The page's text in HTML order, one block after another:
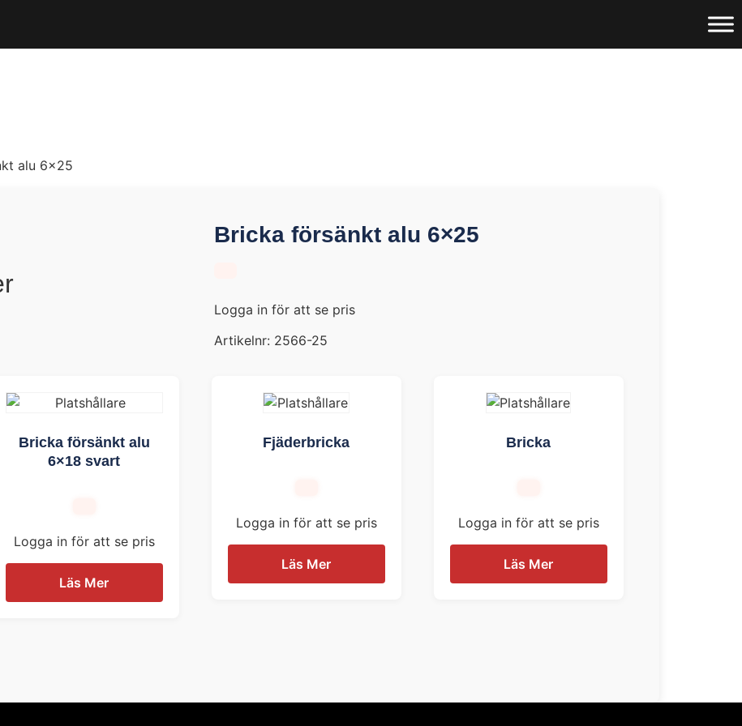
alu 6×25
Bricka försänkt alu 6×25
Logga in för att se pris
Artikelnr: 2566-25
Bricka försänkt alu
6×18 svart
Logga in för att se pris
Läs Mer
Fjäderbricka
Logga in för att se pris
Läs Mer
Bricka
Logga in för att se pris
Läs Mer